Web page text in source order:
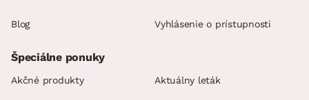
Blog Vyhlásenie o prístupnosti
Špeciálne ponuky
Akčné produkty Aktuálny leták